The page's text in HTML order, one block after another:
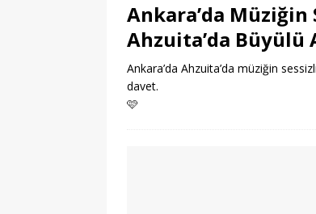
Ankara’da
Ahzuita’da Büyülü
Ankara’da Ahzuita’da müziğin
davet.
🩷